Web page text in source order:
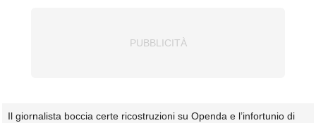
Il giornalista boccia certe ricostruzioni su Openda e l’infortunio di